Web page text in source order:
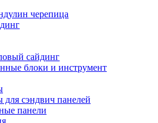
черепица
сайдинг
блоки и инструмент
сэндвич панелей
панели